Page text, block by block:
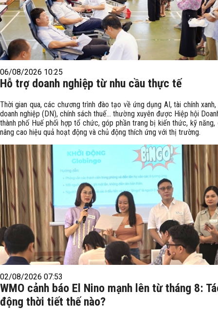
06/08/2026 10:25
Hỗ trợ doanh nghiệp từ nhu cầu thực tế
Thời gian qua, các chương trình đào tạo về ứng dụng AI, tài chính
doanh nghiệp (DN), chính sách thuế… thường xuyên được Hiệp hội
thành phố Huế phối hợp tổ chức, góp phần trang bị kiến thức, kỹ năng,
nâng cao hiệu quả hoạt động và chủ động thích ứng với thị trường.
02/08/2026 07:53
WMO cảnh báo El Nino mạnh lên từ tháng 8:
động thời tiết thế nào?